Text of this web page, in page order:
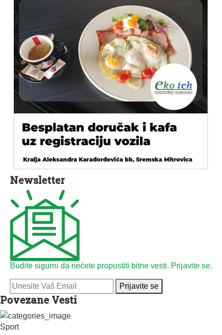
Newsletter
Budite sigurni da nećete propustiti bitne vesti. Prijavite se.
Prijavite se
Povezane Vesti
Sport